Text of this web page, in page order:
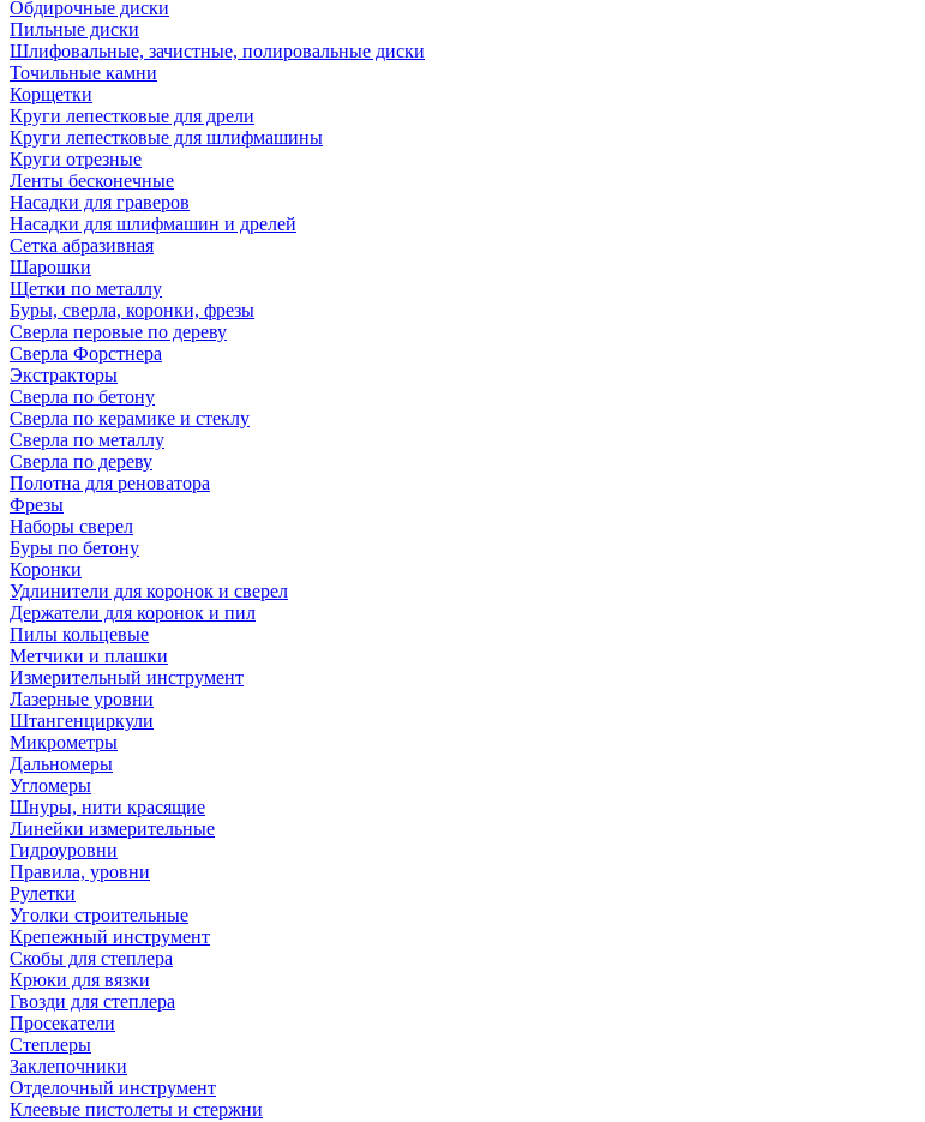
Обдирочные диски
Пильные диски
Шлифовальные, зачистные, полировальные диски
Точильные камни
Корщетки
Круги лепестковые для дрели
Круги лепестковые для шлифмашины
Круги отрезные
Ленты бесконечные
Насадки для граверов
Насадки для шлифмашин и дрелей
Сетка абразивная
Шарошки
Щетки по металлу
Буры, сверла, коронки, фрезы
Сверла перовые по дереву
Сверла Форстнера
Экстракторы
Сверла по бетону
Сверла по керамике и стеклу
Сверла по металлу
Сверла по дереву
Полотна для реноватора
Фрезы
Наборы сверел
Буры по бетону
Коронки
Удлинители для коронок и сверел
Держатели для коронок и пил
Пилы кольцевые
Метчики и плашки
Измерительный инструмент
Лазерные уровни
Штангенциркули
Микрометры
Дальномеры
Угломеры
Шнуры, нити красящие
Линейки измерительные
Гидроуровни
Правила, уровни
Рулетки
Уголки строительные
Крепежный инструмент
Скобы для степлера
Крюки для вязки
Гвозди для степлера
Просекатели
Степлеры
Заклепочники
Отделочный инструмент
Клеевые пистолеты и стержни